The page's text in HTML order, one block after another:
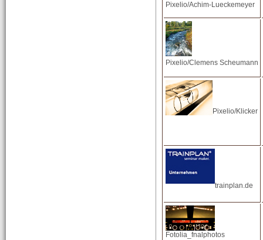
Pixelio/Achim-Lueckemeyer
Pixelio/Clemens Scheumann
Pixelio/Klicker
trainplan.de
Fotolia_fnalphotos